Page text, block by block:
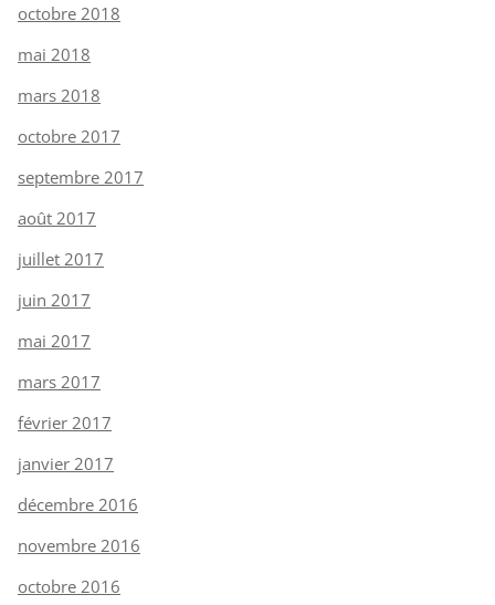
octobre 2018
mai 2018
mars 2018
octobre 2017
septembre 2017
août 2017
juillet 2017
juin 2017
mai 2017
mars 2017
février 2017
janvier 2017
décembre 2016
novembre 2016
octobre 2016